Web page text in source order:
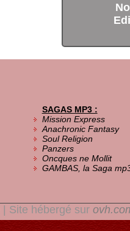
SAGAS MP3 :
Mission Express
Anachronic Fantasy
Soul Religion
Panzers
Oncques ne Mollit
GAMBAS, la Saga
| Site hébergé sur